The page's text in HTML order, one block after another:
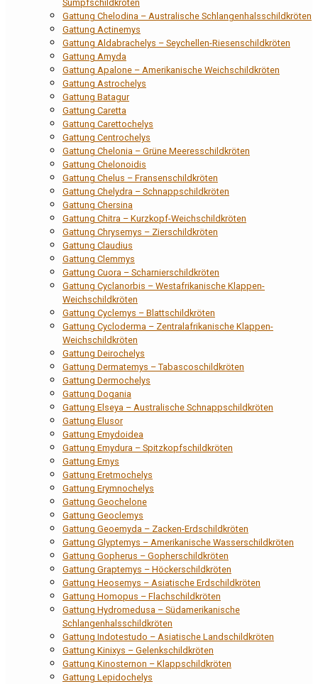
Sumpfschildkröten
Gattung Chelodina – Australische Schlangenhalsschildkröten
Gattung Actinemys
Gattung Aldabrachelys – Seychellen-Riesenschildkröten
Gattung Amyda
Gattung Apalone – Amerikanische Weichschildkröten
Gattung Astrochelys
Gattung Batagur
Gattung Caretta
Gattung Carettochelys
Gattung Centrochelys
Gattung Chelonia – Grüne Meeresschildkröten
Gattung Chelonoidis
Gattung Chelus – Fransenschildkröten
Gattung Chelydra – Schnappschildkröten
Gattung Chersina
Gattung Chitra – Kurzkopf-Weichschildkröten
Gattung Chrysemys – Zierschildkröten
Gattung Claudius
Gattung Clemmys
Gattung Cuora – Scharnierschildkröten
Gattung Cyclanorbis – Westafrikanische Klappen-
Weichschildkröten
Gattung Cyclemys – Blattschildkröten
Gattung Cycloderma – Zentralafrikanische Klappen-
Weichschildkröten
Gattung Deirochelys
Gattung Dermatemys – Tabascoschildkröten
Gattung Dermochelys
Gattung Dogania
Gattung Elseya – Australische Schnappschildkröten
Gattung Elusor
Gattung Emydoidea
Gattung Emydura – Spitzkopfschildkröten
Gattung Emys
Gattung Eretmochelys
Gattung Erymnochelys
Gattung Geochelone
Gattung Geoclemys
Gattung Geoemyda – Zacken-Erdschildkröten
Gattung Glyptemys – Amerikanische Wasserschildkröten
Gattung Gopherus – Gopherschildkröten
Gattung Graptemys – Höckerschildkröten
Gattung Heosemys – Asiatische Erdschildkröten
Gattung Homopus – Flachschildkröten
Gattung Hydromedusa – Südamerikanische
Schlangenhalsschildkröten
Gattung Indotestudo – Asiatische Landschildkröten
Gattung Kinixys – Gelenkschildkröten
Gattung Kinosternon – Klappschildkröten
Gattung Lepidochelys